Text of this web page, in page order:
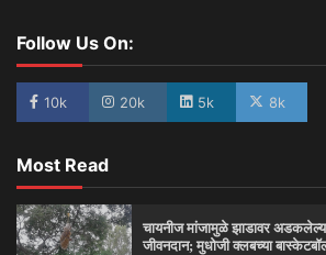
Follow Us On:
10k 20k 5k 8k
Most Read
चायनीज मांजामुळे झाडावर अडकलेल्या
जीवनदान; मुधोजी क्लबच्या